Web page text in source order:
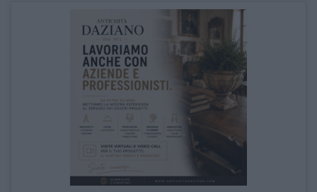
CATALOGO COMPLETO
MOBILI
CAMERE